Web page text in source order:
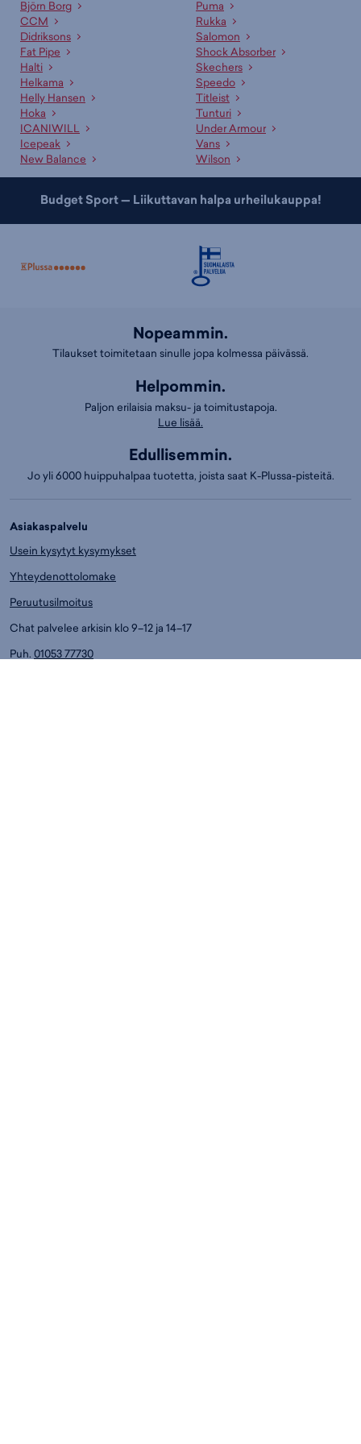
noudettavissa.
Asiakaspalvelumme ja myyjämme auttavat oikean tuotteen
valinnassa
Ammattitaitoinen asiakaspalvelumme sekä kauppojemme
asiantuntevat myyjät palvelevat sinua mielellään sopivan tuotteen ja
koon etsinnässä. Lisäksi meillä on useille tuotteille erinomaiset
valintaoppaat, jotka auttavat sopivan tuotteen valinnassa. Tutustu
myös kategorioihimme
miesten vedenpitävät kengät
kävelykengätja miesten nilkkurit
Björn Borg
CCM
Didriksons
Fat Pipe
Halti
Helkama
Helly Hansen
Hoka
ICANIWILL
Icepeak
New Balance
Puma
Rukka
Salomon
Shock Absorber
Skechers
Speedo
Titleist
Tunturi
Under Armour
Vans
Wilson
Budget Sport — Liikuttavan halpa urheilukauppa!
Nopeammin.
Tilaukset toimitetaan sinulle jopa kolmessa päivässä.
Helpommin.
Paljon erilaisia maksu- ja toimitustapoja.
Lue lisää.
Edullisemmin.
Jo yli 6000 huippuhalpaa tuotetta, joista saat K-Plussa-pisteitä.
Asiakaspalvelu
Usein kysytyt kysymykset
Yhteydenottolomake
Peruutusilmoitus
Chat palvelee arkisin klo 9–12 ja 14–17
Puh. 01053 77730